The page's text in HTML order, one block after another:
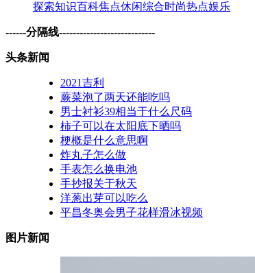
探索知识百科焦点休闲综合时尚热点娱乐
------分隔线----------------------------
头条新闻
2021吉利
蕨菜泡了两天还能吃吗
男士衬衫39相当于什么尺码
柿子可以在太阳底下晒吗
梗概是什么意思啊
炸丸子怎么做
手表怎么换电池
手抄报关于秋天
洋葱出芽可以吃么
平昌冬奥会男子花样滑冰视频
图片新闻